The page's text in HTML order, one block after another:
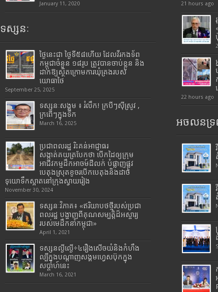
January 11, 2020
ទស្សនៈ
ថ្ងៃនេះជា ថ្ងៃទី៥៨ហើយ ដែលវីរកងទ័ព
កម្ពុជាចំនួន ១៨រូប ត្រូវបានចាប់ខ្លួន និង
ដាក់ឱ្យស្ថិតក្រោមការឃុំគ្រងរបស់
យោធាថៃ
September 25, 2025
ទស្សនៈសង្គម ៖ រំលឹក! ក្របីៗស៊ីស្រូវ ,
ក្រពើៗក្នុងទឹក
March 16, 2025
ប្រជាពលរដ្ឋ រិះគន់អាជ្ញាធរ
សង្កាត់គយត្របែកថា បើកដៃឲ្យក្រុម
អាជីវកម្មដឹកអាចម៍ដីលក់ បំផ្លាញផ្លូវ
បេតុងស្រុតខូចរបើកបេតុងនិងដាច់
ទុយោទឹកស្អាតនៅក្រុងស្វាយរៀង
November 30, 2024
ទស្សនៈវិភាគ៖ «ឥរិយាបថថ្មីរបស់ប្រជា
ពលរដ្ឋ បង្ហាញពីគុណសម្បត្តិដ៏អស្ចារ្យ
របស់មេដឹកនាំកម្ពុជា»
April 1, 2021
ទស្សនល្ងីល្ងើ÷៤រឿងសើចយំនិងកំហឹង
ល្បីក្នុងបណ្តាញសង្គមហ្វេសប៊ុកក្នុង
សប្តាហ៍នេះ
March 16, 2021
21 hours ago
22 hours ago
អចលនទ្រ